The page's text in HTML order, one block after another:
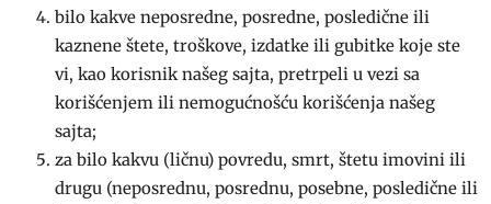
bilo kakve neposredne, posredne, posledične ili
kaznene štete, troškove, izdatke ili gubitke koje ste
vi, kao korisnik našeg sajta, pretrpeli u vezi sa
korišćenjem ili nemogućnošću korišćenja našeg
sajta;
za bilo kakvu (ličnu) povredu, smrt, štetu imovini ili
drugu (neposrednu, posrednu, posebne, posledične ili